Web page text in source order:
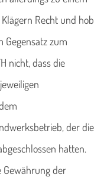
Recht und hob
Gegensatz zum
nicht, dass die
der die
hatten.
Gewährung der